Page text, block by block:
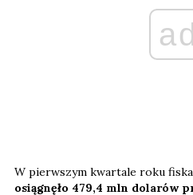
W pierwszym kwartale roku
osiągnęło 479,4 mln dolarów